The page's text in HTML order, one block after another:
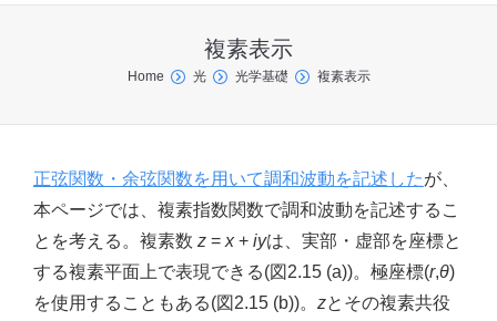
ピックアップ
光応用・アプリケーショ
ン
サービス
複素表示
You are here:Home 光 光学基礎 複素表示
正弦関数・余弦関数を用いて調和波動を記述したが、
本ページでは、複素指数関数で調和波動を記述するこ
とを考える。複素数 z = x+ iyは、実部・虚部を座標と
する複素平面上で表現できる(図2.15 (a))。極座標(r,θ)
を使用することもある(図2.15 (b))。 zとその複素共役